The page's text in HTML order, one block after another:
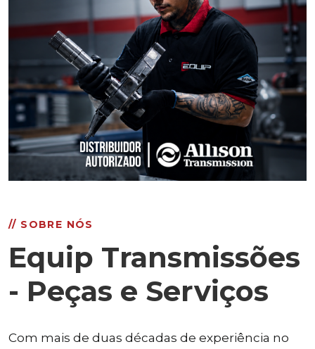
// SOBRE NÓS
Equip Transmissões
- Peças e Serviços
Com mais de duas décadas de experiência no